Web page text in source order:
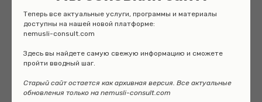
От вас требуется лишь выбрать тариф, об
остальном – позаботимся мы сами!
Теперь все актуальные услуги, программы и материалы
доступны на нашей новой платформе:
nemusli-consult.com
Здесь вы найдете самую свежую информацию и сможете
пройти вводный шаг.
Старый сайт остается как архивная версия. Все актуальные
обновления только на nemusli-consult.com